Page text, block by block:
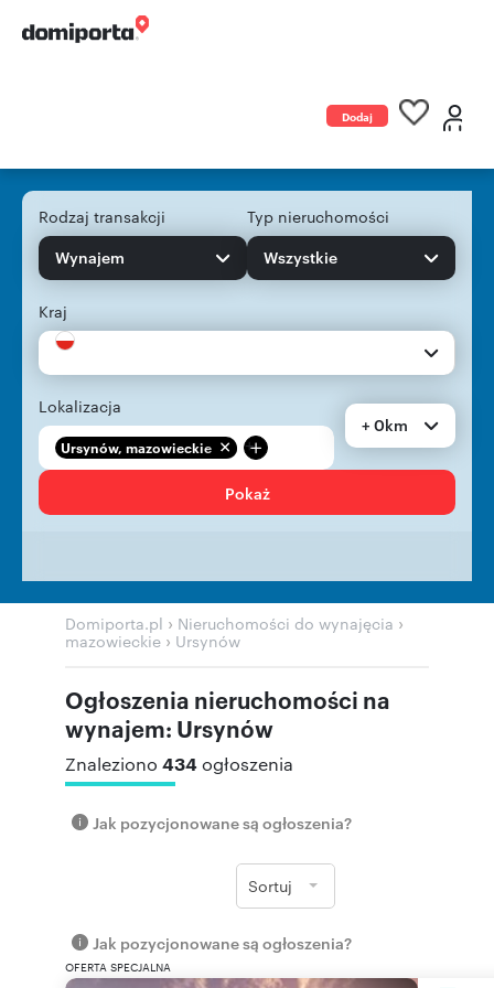
Dodaj
Rodzaj transakcji
Wynajem
Typ nieruchomości
Wszystkie
Kraj
Lokalizacja
Ursynów, mazowieckie +
+ 0km
Pokaż
Domiporta.pl › Nieruchomości do wynajęcia ›
mazowieckie › Ursynów
Ogłoszenia nieruchomości na
wynajem: Ursynów
Znaleziono 434ogłoszenia
Jak pozycjonowane są ogłoszenia?
Sortuj
Jak pozycjonowane są ogłoszenia?
OFERTA SPECJALNA